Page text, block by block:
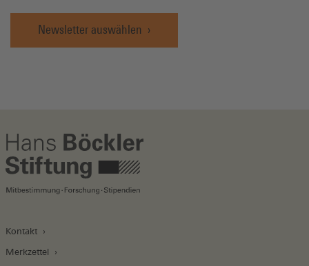
Newsletter auswählen
Kontakt
Merkzettel